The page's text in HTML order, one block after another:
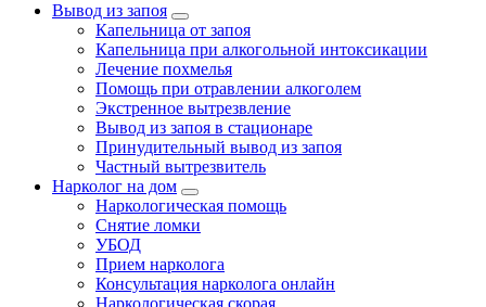
Вывод из запоя
Капельница от запоя
Капельница при алкогольной интоксикации
Лечение похмелья
Помощь при отравлении алкоголем
Экстренное вытрезвление
Вывод из запоя в стационаре
Принудительный вывод из запоя
Частный вытрезвитель
Нарколог на дом
Наркологическая помощь
Снятие ломки
УБОД
Прием нарколога
Консультация нарколога онлайн
Наркологическая скорая